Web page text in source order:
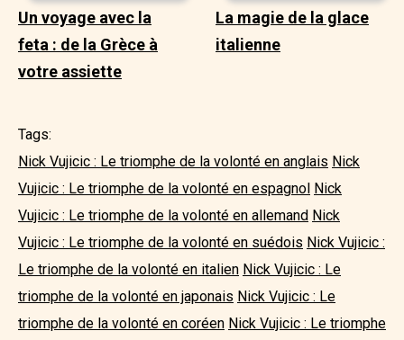
Un voyage avec la
feta : de la Grèce à
votre assiette
La magie de la glace
italienne
Tags:
Nick Vujicic : Le triomphe de la volonté en anglais Nick
Vujicic : Le triomphe de la volonté en espagnol Nick
Vujicic : Le triomphe de la volonté en allemand Nick
Vujicic : Le triomphe de la volonté en suédois Nick Vujicic :
Le triomphe de la volonté en italien Nick Vujicic : Le
triomphe de la volonté en japonais Nick Vujicic : Le
triomphe de la volonté en coréen Nick Vujicic : Le triomphe